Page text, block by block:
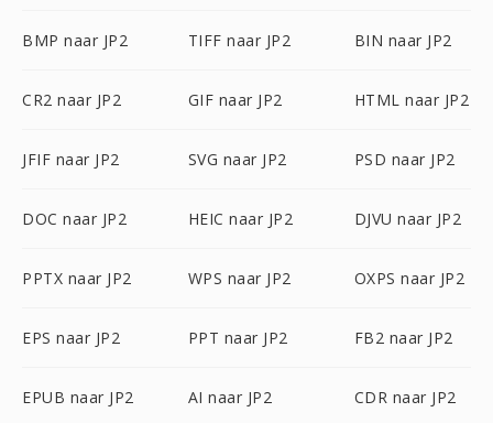
BMP naar JP2 TIFF naar JP2 BIN naar JP2
CR2 naar JP2 GIF naar JP2 HTML naar JP2
JFIF naar JP2 SVG naar JP2 PSD naar JP2
DOC naar JP2 HEIC naar JP2 DJVU naar JP2
PPTX naar JP2 WPS naar JP2 OXPS naar JP2
EPS naar JP2 PPT naar JP2 FB2 naar JP2
EPUB naar JP2 AI naar JP2 CDR naar JP2